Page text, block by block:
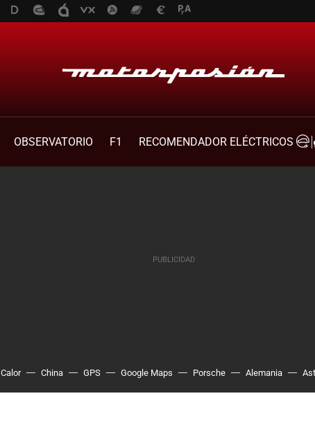
OBSERVATORIO F1
RECOMENDADOR ELÉCTRICOS
Calor China GPS Google Maps Porsche Alemania